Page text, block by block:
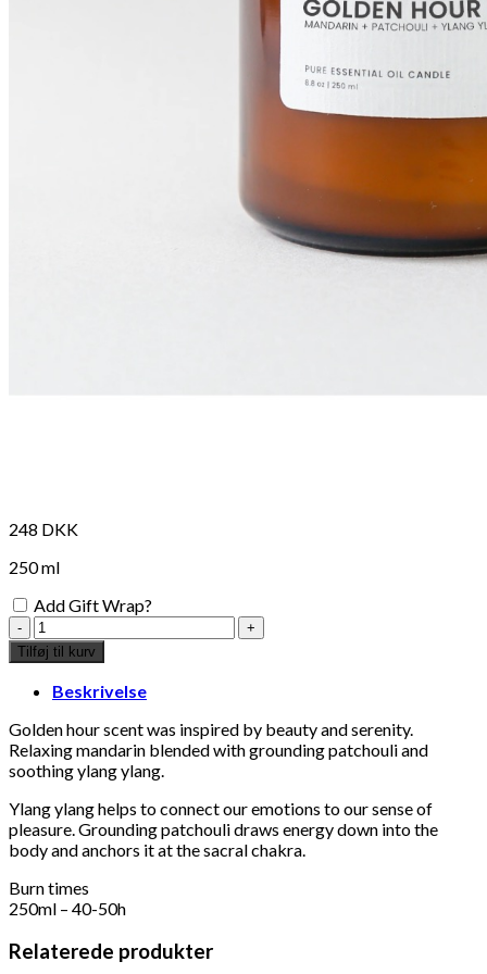
Kasse
248 DKK
250 ml
Add Gift Wrap?
scented
candle,
golden
hour
antal
Tilføj til kurv
Beskrivelse
Golden hour scent was inspired by beauty and serenity.
Relaxing mandarin blended with grounding patchouli and
soothing ylang ylang.
Ylang ylang helps to connect our emotions to our sense of
pleasure. Grounding patchouli draws energy down into the
body and anchors it at the sacral chakra.
Burn times
250ml – 40-50h
Relaterede produkter